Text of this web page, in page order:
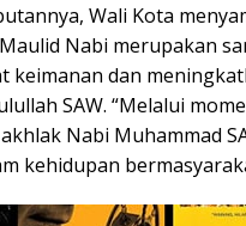
Wali Kota
Nabi merupakan
keimanan dan
SAW. “Melalui
Nabi Muhammad
kehidupan